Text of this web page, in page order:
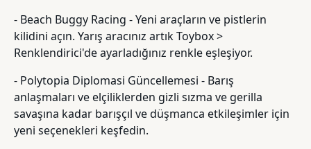
- Beach Buggy Racing - Yeni araçların ve pistlerin
kilidini açın. Yarış aracınız artık Toybox >
Renklendirici'de ayarladığınız renkle eşleşiyor.
- Polytopia Diplomasi Güncellemesi - Barış
anlaşmaları ve elçiliklerden gizli sızma ve gerilla
savaşına kadar barışçıl ve düşmanca etkileşimler için
yeni seçenekleri keşfedin.